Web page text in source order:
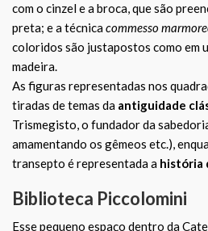
com o cinzel e a broca, que são
preta; e a técnicacommesso
coloridos são justapostos como em
madeira.
As figuras representadas nos
tiradas de temas da antiguidade
Trismegisto, o fundador da
amamentando os gêmeos etc.),
transepto é representada a história
Biblioteca Piccolomini
Esse pequeno espaço dentro da